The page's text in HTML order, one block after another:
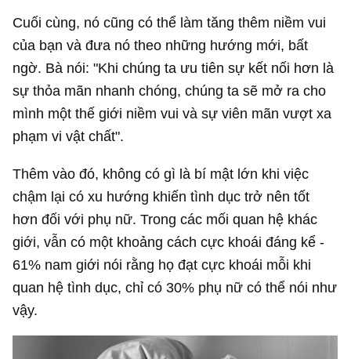
Cuối cùng, nó cũng có thể làm tăng thêm niềm vui
của bạn và đưa nó theo những hướng mới, bất
ngờ. Bà nói: "Khi chúng ta ưu tiên sự kết nối hơn là
sự thỏa mãn nhanh chóng, chúng ta sẽ mở ra cho
mình một thế giới niềm vui và sự viên mãn vượt xa
phạm vi vật chất".
Thêm vào đó, không có gì là bí mật lớn khi việc
chậm lại có xu hướng khiến tình dục trở nên tốt
hơn đối với phụ nữ. Trong các mối quan hệ khác
giới, vẫn có một khoảng cách cực khoái đáng kể -
61% nam giới nói rằng họ đạt cực khoái mỗi khi
quan hệ tình dục, chỉ có 30% phụ nữ có thể nói như
vậy.